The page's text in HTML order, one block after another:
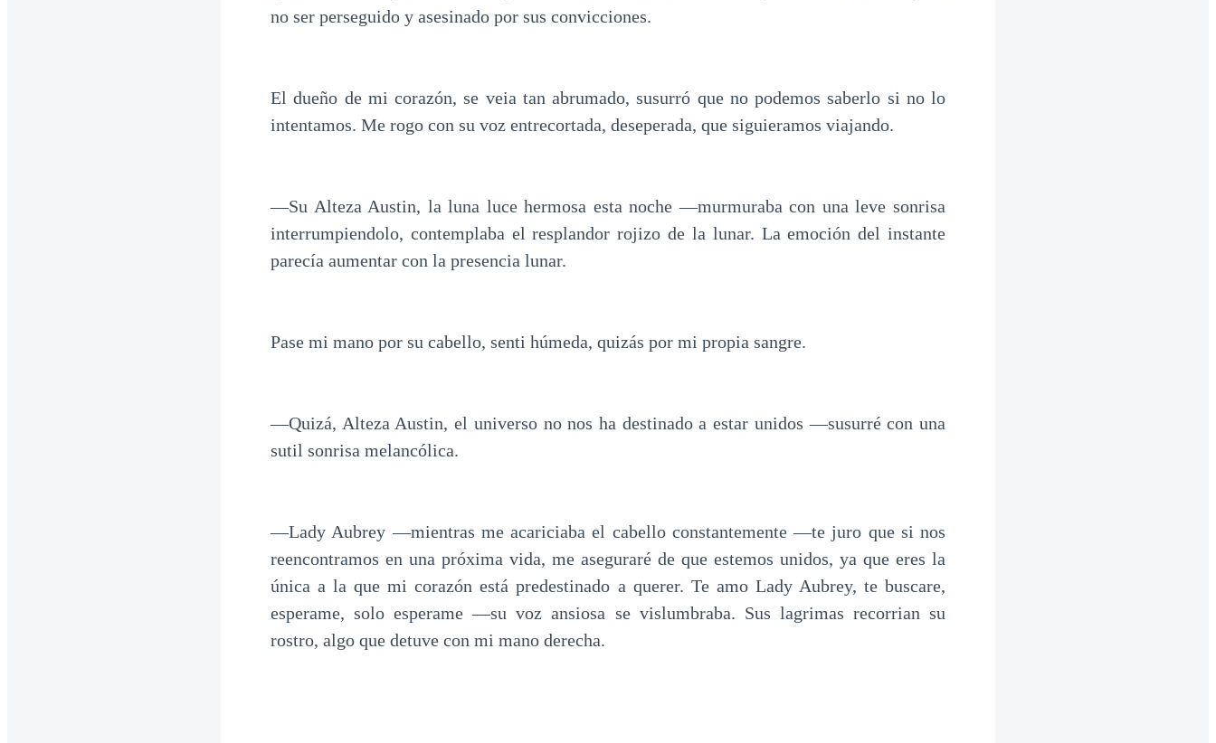
no ser perseguido y asesinado por sus convicciones.
El dueño de mi corazón, se veia tan abrumado, susurró que no podemos saberlo si no lo
intentamos. Me rogo con su voz entrecortada, deseperada, que siguieramos viajando.
—Su Alteza Austin, la luna luce hermosa esta noche —murmuraba con una leve sonrisa
interrumpiendolo, contemplaba el resplandor rojizo de la lunar. La emoción del instante
parecía aumentar con la presencia lunar.
Pase mi mano por su cabello, senti húmeda, quizás por mi propia sangre.
—Quizá, Alteza Austin, el universo no nos ha destinado a estar unidos —susurré con una
sutil sonrisa melancólica.
—Lady Aubrey —mientras me acariciaba el cabello constantemente —te juro que si nos
reencontramos en una próxima vida, me aseguraré de que estemos unidos, ya que eres la
única a la que mi corazón está predestinado a querer. Te amo Lady Aubrey, te buscare,
esperame, solo esperame —su voz ansiosa se vislumbraba. Sus lagrimas recorrian su
rostro, algo que detuve con mi mano derecha.